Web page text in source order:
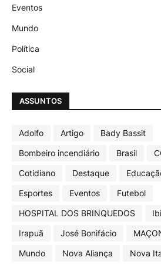
Eventos
Mundo
Política
Social
ASSUNTOS
Adolfo Artigo
Bady Bassit
Bombeiro incendiário
Brasil
Cotidiano
Destaque
Esportes
Eventos
Futebol
HOSPITAL DOS BRINQUEDOS
Irapuã
José Bonifácio
Mundo
Nova Aliança Nova